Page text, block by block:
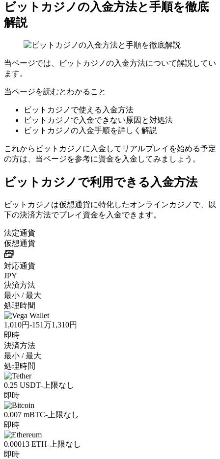
ビットカジノの入金方法と手順を徹底
解説
当ページでは、ビットカジノの入金方法について解説してい
ます。
当ページを読むとわかること
ビットカジノで使える入金方法
ビットカジノで入金できない原因と対処法
ビットカジノの入金手順を詳しく解説
これからビットカジノに入金してリアルプレイを始める予定
の方は、当ページを参考に資金を入金してみましょう。
ビットカジノで利用できる入金方法
ビットカジノは仮想通貨に特化したオンラインカジノで、以
下の決済方法でプレイ資金を入金できます。
法定通貨
仮想通貨
対応通貨
JPY
決済方法
最小 / 最大
処理時間
1,010円-151万1,310円
即時
決済方法
最小 / 最大
処理時間
0.25 USDT-上限なし
即時
0.007 mBTC-上限なし
即時
0.00013 ETH-上限なし
即時